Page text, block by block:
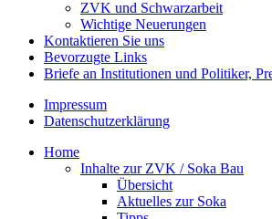
ZVK und Schwarzarbeit
Wichtige Neuerungen
Kontaktieren Sie uns
Bevorzugte Links
Briefe an Institutionen und Politiker,
Impressum
Datenschutzerklärung
Home
Inhalte zur ZVK / Soka Bau
Übersicht
Aktuelles zur Soka